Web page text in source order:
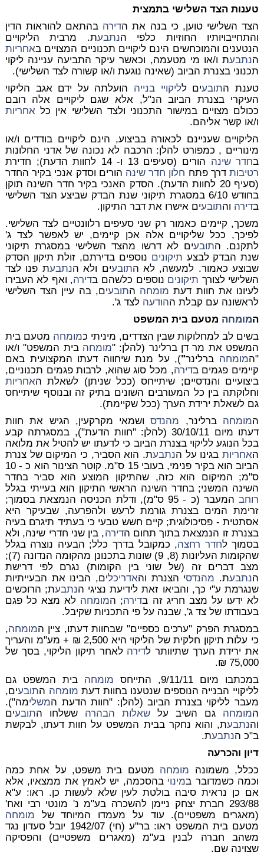
טענות הצד השלישי בתמצית
הצד השלישי טוען, כי בנה את הדירה בהתאם להוראות הדין
והתחייבויותיו החוזיות כלפי הנתבעת. מרבית הליקויים
הנטענים והמוכחשים הינם ליקויים תכנוניים המצויים באחריות
הנתבעת ו/או מי מטעמה, וכאשר עיקר התביעה עניינה ליקוי
תכנוני בצנרת הביוב (שאינה נוגעת ו/או קשורה לצד השלישי).
טענת התובעים לליקויי בנייה הועלתה על ידם אגב הליקוי
העיקרי בצנרת הביוב הנ"ל, אלא שגם ליקויים אלה רובם
ככולם מצויים במישור התכנוני ולצד השלישי אין כל אחריות
ו/או קשר אליהם.
הליקויים שעניינם לכאורה בביצוע, הינם ליקויים בודדים ו/או
מינוריים , כמפורט להלן: הרכבה לא נכונה של אדני החלונות
בחדר שינה הורים (סעיפים 13 ו- 14 לחוות הדעת); חדירת
רטיבותדרך פתח חלון חדר שינה הורים וסדק אנכי בקיר החדר
(סעיף 20 לחוות הדעת). הסדק האנכי בקיר חדר השינה תוקן
בחודש 6/10 במסגרת תיקוני שנת הבדק שביצע הצד השלישי
בדירה והתובעים אישרו את דבר התיקון.
משכך, קיימים כאמור רק שני סעיפים רלוונטיים לצד השלישי.
לפיכך, ככל שליקויים אלה אכן קיימים, יש לאפשר לצד ג'
לתקנם. התובעים לא דרשו מהצד השלישי במסגרת תיקוני
שנת הבדק לבצע תיקונים נוספים בדירתם, זולת תיקון הסדק
שבוצע כאמור. למעשה, לא התובעים ולא הנתבעת פנו לצד
השלישי לצורך תיקונים נוספים כלשהם בדירה, ואף לא העבירו
לעיונו את חוות דעת מומחה התובעים, בה עיין הצד השלישי
לראשונה עם קבלת ההודעה לצד ג'.
המומחה מטעם בית המשפט
בשים לב למחלוקות שבין הצדדים, מיניתי כמומחה מטעם בית
המשפט את מר דן ברלינר (להלן: "מומחה בית המשפט" ו/או
"המומחה ברלינר"), על מנת שיחווה דעתו המקצועית באם
קיימים פגמים בדירה, מכל סוג שהוא, לרבות פגמים תכנוניים,
ביצועיים והנדסיים; שיתייחס (ככל שניתן) לשאלת האחריות
וחלוקתה בין כל המעורבים השונים בתיק זה ובנוסף שיתייחס
גם לשאלת ירידת הערך (ככל שקיימת).
המומחה ברלינר, מהנדסושמאי מקרקעין, הגיש את חוות
דעתו מיום 30/10/11 (להלן: "חוות הדעת"), במסגרתה קבע
בכל הנוגע לליקוי בצנרת הביוב כי לדעתו יש להטיל את מלואה
האחריותבגינו על הנתבעת. הוא הסביר, כי המיקום של צנרת
הביוב הוא בקיר פנימי, בעובי 15 ס"מ. קוטר הצינור הוא כ - 10
ס"מ; המיקום הוא כזה, שהתיקון המוצע הוא סביר בחדר
השינה המשני; בחדר השינה הראשי התיקון הוא בעייתי בגלל
רוחב
המעבר (כ - 95 ס"מ), ודלת הכניסה הנמצאת בסמוך;
זרימת המים בצנרת גורמת לרעש ולהפרעה, שבעיקר היא
אסתטית - פסיכולוגית; קיים חשש טבעי כי בעתיד תיגרם בעיה
בצנרת זו הנמצאת בתוך תחום הדירה, בין שני חדרי שינה, ולא
בסמוך לחדר רחצה, כמקובל בדרך כלל; הבעיה נוצרה בגלל
שהקומות העליונות (8, 9) שונות בתכנונן מהקומה הנדונה (7);
מצב דברים זה (של שוני בין הקומות) נגרם לפי דרישת
הנתבעת. מהנדסי הצנרת והאדריכלים, הבינו את הבעייתיות
שנגרמת ע"י כך, והביאו זאת לידיעת נציגי הנתבעת; הרוכשים
לא ידעו על מצב חריג זה בדירה; המומחה לא מצא כל פגם
בעבודתו של צד ג', שבנה על פי התכניות שקיבל.
במסגרת הפרק "ערכים כספיים" שבחוות דעתו, ציין המומחה,
כי עלות תיקון חלקית של הליקוי היא 2,500 ₪ + מע"מ והעריך
את ירידת הערך שתיוותר לדירה לאחר תיקון הליקוי, בסך של
75,000 ₪.
במכתבו מיום 9/11/11, התייחס
מומחה בית המשפט גם
לליקויי הבנייה הנוספים שנטענו בחוות דעת מומחה התובעים,
מעבר לליקוי בצנרת הביוב (להלן: "חוות הדעת המשלימה").
המומחה גם השיב על שאלות הבהרה ששלחו התובעים
והנתבעת, והוא נחקר בבית המשפט על חוות דעתו, לבקשת
ב"כ הנתבעת.
דיון והכרעה
ככלל, משמונה מומחה מטעם בית משפט, על אחת כמה
וכמה כשמדובר במינוי בהסכמה, יש לאמץ את ממצאיו, אלא
אם כן נראית סיבה בולטת לעין שלא לעשות כן. ראו: ע"א
293/88 חברת יצחק ניימן להשכרה בע"מ נ' מונטי רבי ואח'
(מאגרים משפטיים). עוד על מעמדו המיוחד של מומחה
מטעם בית המשפט ראו: בר"ע (חי) 1942/07 יובל סעדון נגד
משהב חברה לבנין בע"מ (מאגרים משפטיים) והפסיקה
שצוינה שם.